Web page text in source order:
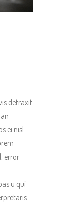
detraxit
ei nisl
error
u qui